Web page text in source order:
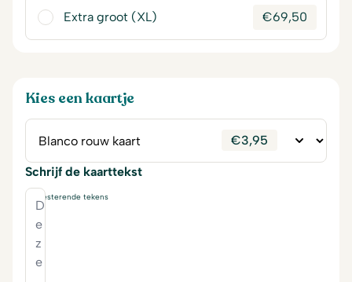
Extra groot (XL) €69,50
Kies een kaartje
€3,95
Schrijf de kaarttekst
resterende tekens